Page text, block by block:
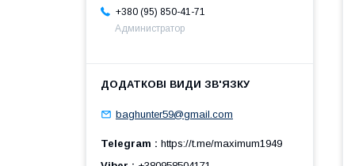
+380 (95) 850-41-71
Администратор
baghunter59@gmail.com
Telegram
https://t.me/maximum1949